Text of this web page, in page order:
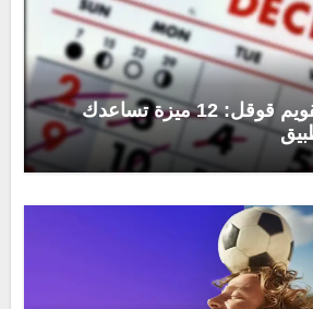
دليل استخدام تقويم قوقل: 12 ميزة تساعدك